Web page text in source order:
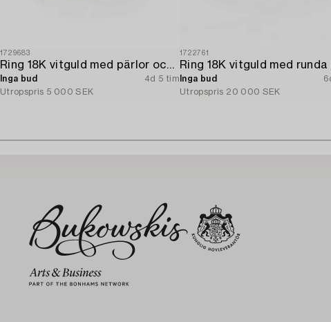
1729683
Ring 18K vitguld med pärlor och åttkantslipade diamanter.
Inga bud
4d 5 tim
Utropspris 5 000 SEK
1722761
Inga bud
Utropspris 20 000 SEK